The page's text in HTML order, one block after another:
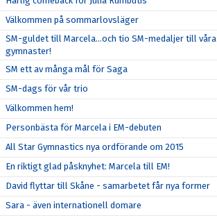
Välkommen på sommarlovsläger
SM-guldet till Marcela...och tio SM-medaljer till våra
gymnaster!
SM ett av många mål för Saga
SM-dags för vår trio
Välkommen hem!
Personbästa för Marcela i EM-debuten
All Star Gymnastics nya ordförande om 2015
En riktigt glad påsknyhet: Marcela till EM!
David flyttar till Skåne - samarbetet får nya former
Sara - även internationell domare